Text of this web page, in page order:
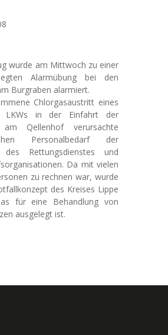
wurde am Mittwoch zu einer
Alarmübung bei den
Burgraben alarmiert.
Chlorgasaustritt eines
LKWs in der Einfahrt der
am Qellenhof verursachte
Personalbedarf der
des Rettungsdienstes und
Da mit vielen
zu rechnen war, wurde
des Kreises Lippe
für eine Behandlung von
ausgelegt ist.